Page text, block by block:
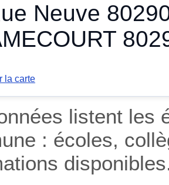
Neuve
carte
listent les
: écoles,